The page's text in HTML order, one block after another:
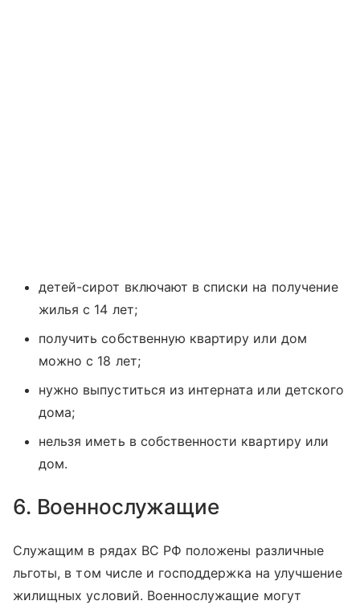
детей-сирот включают в списки на получение
жилья с 14 лет;
получить собственную квартиру или дом
можно с 18 лет;
нужно выпуститься из интерната или детского
дома;
нельзя иметь в собственности квартиру или
дом.
6. Военнослужащие
Служащим в рядах ВС РФ положены различные
льготы, в том числе и господдержка на улучшение
жилищных условий. Военнослужащие могут